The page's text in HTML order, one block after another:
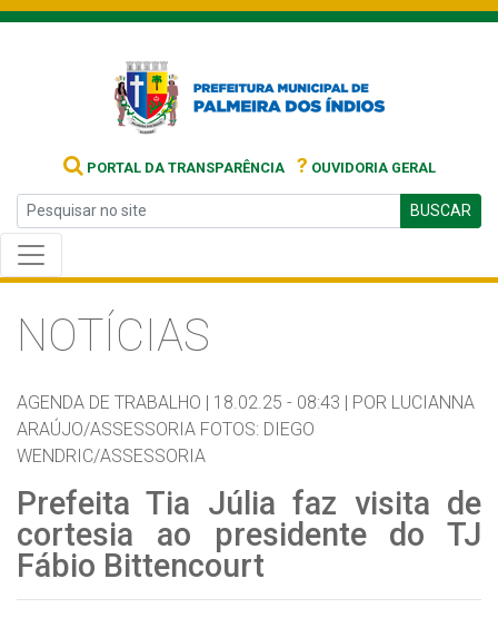
PORTAL DA TRANSPARÊNCIA ? OUVIDORIA GERAL
BUSCAR
NOTÍCIAS
AGENDA DE TRABALHO | 18.02.25 - 08:43 | POR LUCIANNA
ARAÚJO/ASSESSORIA FOTOS: DIEGO
WENDRIC/ASSESSORIA
Prefeita Tia Júlia faz visita de
cortesia ao presidente do TJ
Fábio Bittencourt